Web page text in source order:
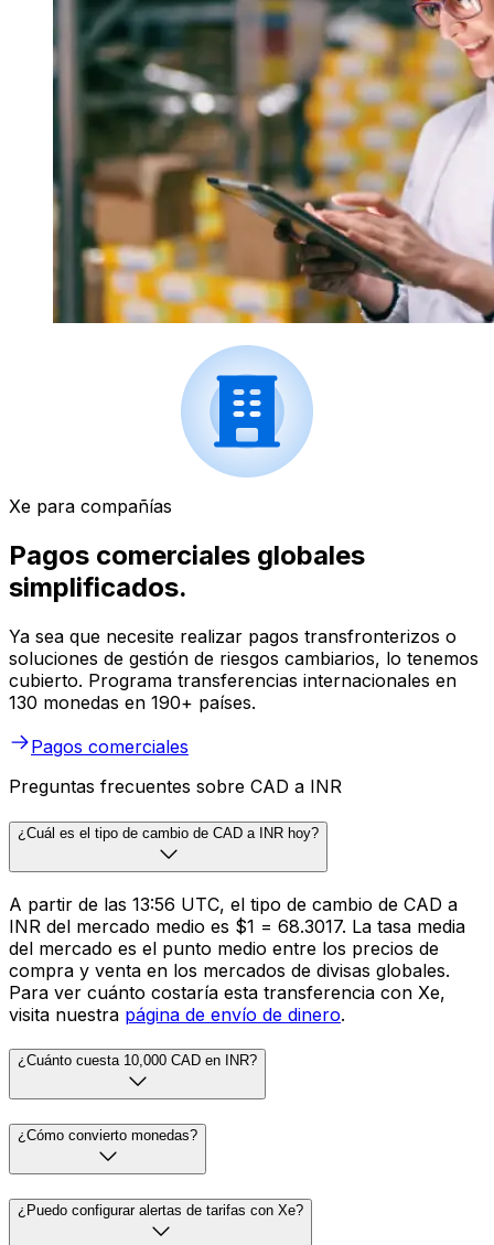
Xe para compañías
Pagos comerciales globales
simplificados.
Ya sea que necesite realizar pagos transfronterizos o
soluciones de gestión de riesgos cambiarios, lo tenemos
cubierto. Programa transferencias internacionales en
130 monedas en 190+ países.
Pagos comerciales
Preguntas frecuentes sobre CAD a INR
¿Cuál es el tipo de cambio de CAD a INR hoy?
A partir de las 13:56 UTC, el tipo de cambio de CAD a
INR del mercado medio es $1 = ₹68.3017. La tasa media
del mercado es el punto medio entre los precios de
compra y venta en los mercados de divisas globales.
Para ver cuánto costaría esta transferencia con Xe,
visita nuestra página de envío de dinero.
¿Cuánto cuesta 10,000 CAD en INR?
¿Cómo convierto monedas?
¿Puedo configurar alertas de tarifas con Xe?